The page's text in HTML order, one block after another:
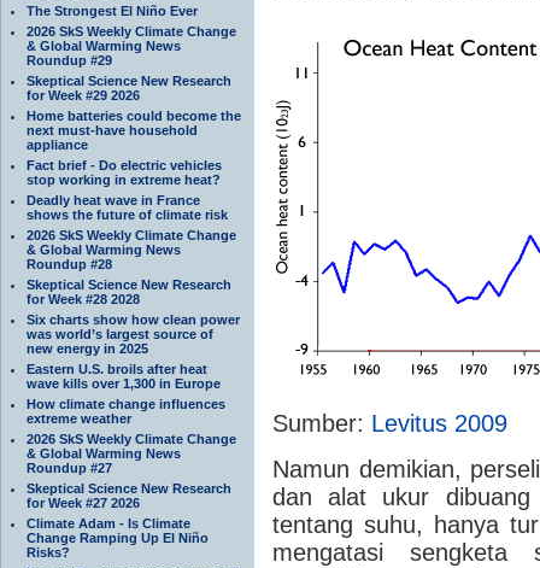
The Strongest El Niño Ever
2026 SkS Weekly Climate Change
& Global Warming News
Roundup #29
Skeptical Science New Research
for Week #29 2026
Home batteries could become the
next must-have household
appliance
Fact brief - Do electric vehicles
stop working in extreme heat?
Deadly heat wave in France
shows the future of climate risk
2026 SkS Weekly Climate Change
& Global Warming News
Roundup #28
Skeptical Science New Research
for Week #28 2028
Six charts show how clean power
was world’s largest source of
new energy in 2025
Eastern U.S. broils after heat
wave kills over 1,300 in Europe
How climate change influences
extreme weather
2026 SkS Weekly Climate Change
& Global Warming News
Roundup #27
Skeptical Science New Research
for Week #27 2026
Climate Adam - Is Climate
Change Ramping Up El Niño
Risks?
Sumber: Levitus 2009
Namun demikian,
dan alat ukur
tentang suhu, hanya
mengatasi